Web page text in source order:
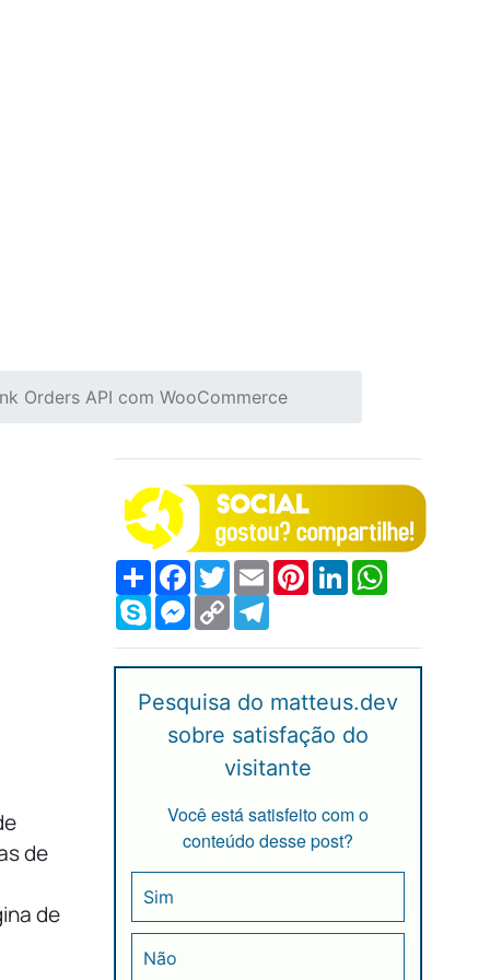
Orders API com WooCommerce
de
de
Compartilhar
Facebook
TwitterEmailPinterest
LinkedInWhatsApp
SkypeMessenger
Copy
Link
Telegram
Pesquisa do matteus.dev
sobre satisfação do
visitante
Você está satisfeito com o
conteúdo desse post?
Sim
Não